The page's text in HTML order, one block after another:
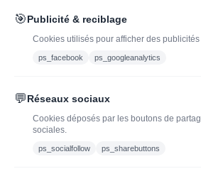
J'ai lu et j'accepte les conditions générales de
Offres du moment
Bouteilles d'exception
🎯Publicité & reciblage
Cookies utilisés pour afficher des
ps_facebook ps_googleanalytics
💬Réseaux sociaux
Cookies déposés par les boutons de
sociales.
ps_socialfollow ps_sharebuttons